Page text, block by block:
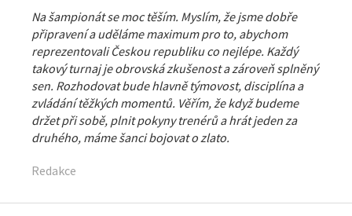
Na šampionát se moc těším. Myslím, že jsme dobře
připravení a uděláme maximum pro to, abychom
reprezentovali Českou republiku co nejlépe. Každý
takový turnaj je obrovská zkušenost a zároveň splněný
sen. Rozhodovat bude hlavně týmovost, disciplína a
zvládání těžkých momentů. Věřím, že když budeme
držet při sobě, plnit pokyny trenérů a hrát jeden za
druhého, máme šanci bojovat o zlato.
Redakce